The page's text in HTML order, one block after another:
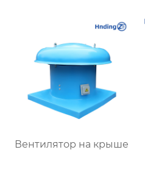
Вентилятор на крыше